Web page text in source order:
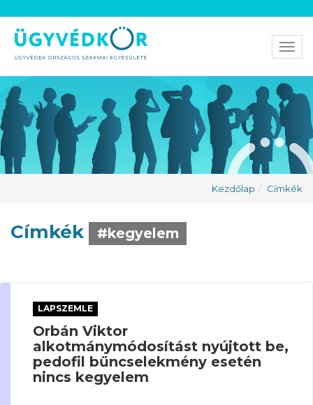
Kezdőlap Címkék
Címkék #kegyelem
LAPSZEMLE
Orbán Viktor
alkotmánymódosítást nyújtott be,
pedofil bűncselekmény esetén
nincs kegyelem